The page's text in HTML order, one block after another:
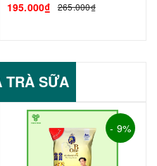
195.000₫
265.000₫
TRÀ SỮA
- 9%